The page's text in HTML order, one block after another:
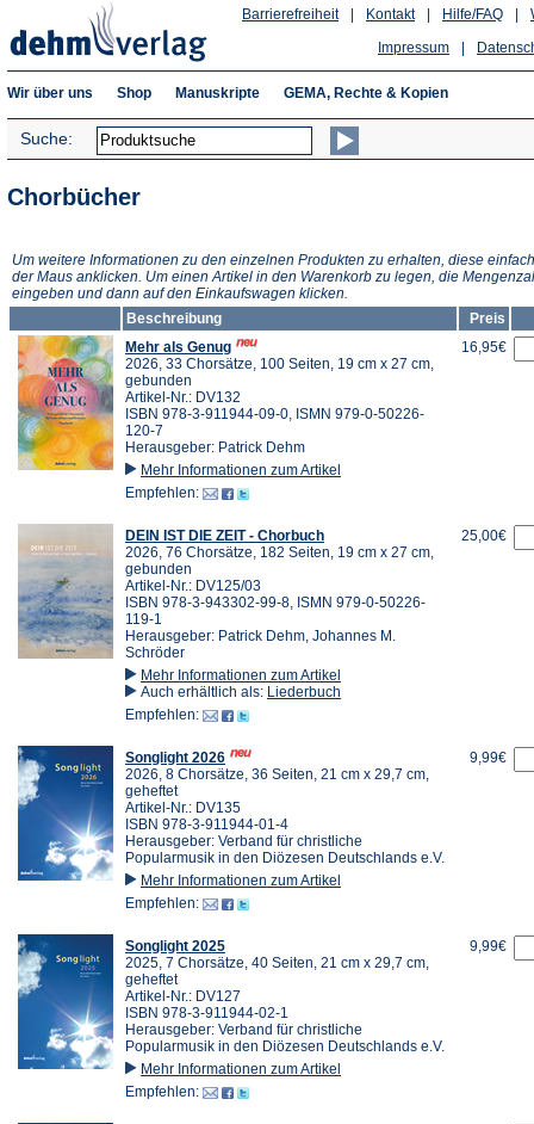
Hilfe/FAQ
Kontakt
Barrierefreiheit
Impressum
Wir über uns Shop Manuskripte GEMA, Rechte & Kopien
Suche:
Chorbücher
Um weitere Informationen zu den einzelnen Produkten zu erhalten, diese
der Maus anklicken. Um einen Artikel in den Warenkorb zu legen, die
eingeben und dann auf den Einkaufswagen klicken.
Beschreibung
Preis
Mehr als Genug
2026, 33 Chorsätze, 100 Seiten, 19 cm x 27 cm,
gebunden
Artikel-Nr.: DV132
ISBN 978-3-911944-09-0, ISMN 979-0-50226-
120-7
Herausgeber: Patrick Dehm
Mehr Informationen zum Artikel
Empfehlen:
16,95€
DEIN IST DIE ZEIT - Chorbuch
2026, 76 Chorsätze, 182 Seiten, 19 cm x 27 cm,
gebunden
Artikel-Nr.: DV125/03
ISBN 978-3-943302-99-8, ISMN 979-0-50226-
119-1
Herausgeber: Patrick Dehm, Johannes M.
Schröder
Mehr Informationen zum Artikel
Auch erhältlich als: Liederbuch
Empfehlen:
25,00€
Songlight 2026
2026, 8 Chorsätze, 36 Seiten, 21 cm x 29,7 cm,
geheftet
Artikel-Nr.: DV135
ISBN 978-3-911944-01-4
Herausgeber: Verband für christliche
Popularmusik in den Diözesen Deutschlands e.V.
Mehr Informationen zum Artikel
Empfehlen:
9,99€
Songlight 2025
2025, 7 Chorsätze, 40 Seiten, 21 cm x 29,7 cm,
geheftet
Artikel-Nr.: DV127
ISBN 978-3-911944-02-1
Herausgeber: Verband für christliche
Popularmusik in den Diözesen Deutschlands e.V.
Mehr Informationen zum Artikel
Empfehlen:
9,99€